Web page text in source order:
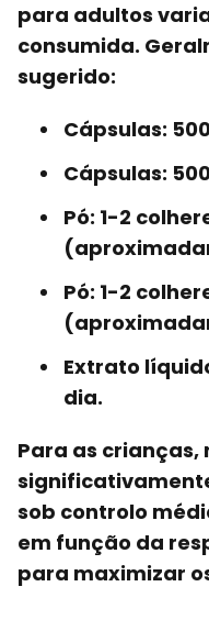
para adultos
consumida.
sugerido:
Cápsulas:
Cápsulas:
Pó: 1-2
Pó: 1-2
Extrato
dia.
Para as
sob controlo
em função da
para maximizar